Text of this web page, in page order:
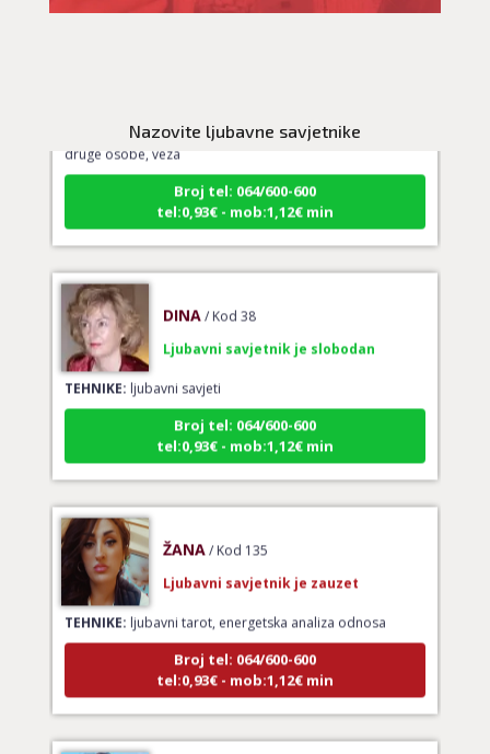
Nazovite ljubavne savjetnike
druge osobe, veza
Broj tel: 064/600-600
tel:0,93€ - mob:1,12€ min
TEHNIKE:ljubavni savjeti
Broj tel: 064/600-600
tel:0,93€ - mob:1,12€ min
TEHNIKE:ljubavni tarot, energetska analiza odnosa
Broj tel: 064/600-600
tel:0,93€ - mob:1,12€ min